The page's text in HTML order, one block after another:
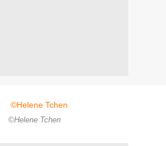
©Helene Tchen